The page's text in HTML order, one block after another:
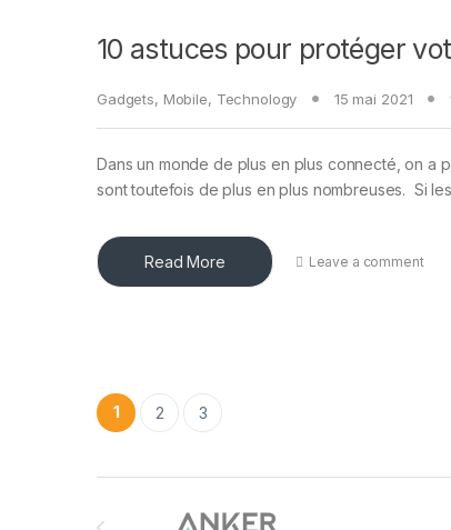
10 astuces pour protéger
Gadgets, Mobile, Technology 15 mai 2021
Dans un monde de plus en plus connecté, on a
sont toutefois de plus en plus nombreuses. Si les
Read More Leave a comment
Pagination des
1 2 3